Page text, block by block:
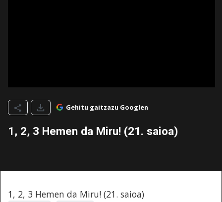
Gehitu gaitzazu Googlen
1, 2, 3 Hemen da Miru! (21. saioa)
1, 2, 3 Hemen da Miru! (21. saioa)